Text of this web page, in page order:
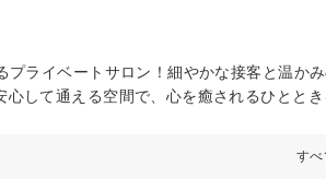
ライベートサロン！細やかな接客と温か
して通える空間で、心を癒されるひととき
すべ